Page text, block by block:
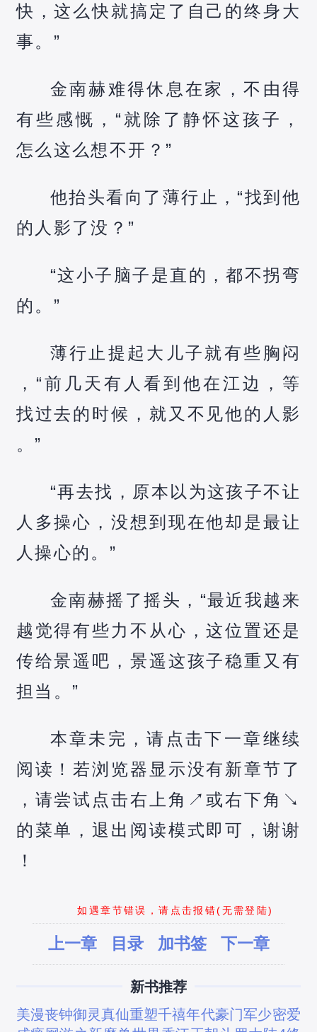
快，这么快就搞定了自己的终身大
事。”
金南赫难得休息在家，不由得
有些感慨，“就除了静怀这孩子，
怎么这么想不开？”
他抬头看向了薄行止，“找到他
的人影了没？”
“这小子脑子是直的，都不拐弯
的。”
薄行止提起大儿子就有些胸闷
，“前几天有人看到他在江边，等
找过去的时候，就又不见他的人影
。”
“再去找，原本以为这孩子不让
人多操心，没想到现在他却是最让
人操心的。”
金南赫摇了摇头，“最近我越来
越觉得有些力不从心，这位置还是
传给景遥吧，景遥这孩子稳重又有
担当。”
本章未完，请点击下一章继续
阅读！若浏览器显示没有新章节了
，请尝试点击右上角↗️或右下角↘️
的菜单，退出阅读模式即可，谢谢
！
如遇章节错误，请点击报错(无需登陆)
上一章 目录 加书签 下一章
新书推荐
美漫丧钟御灵真仙重塑千禧年代豪门军少密爱